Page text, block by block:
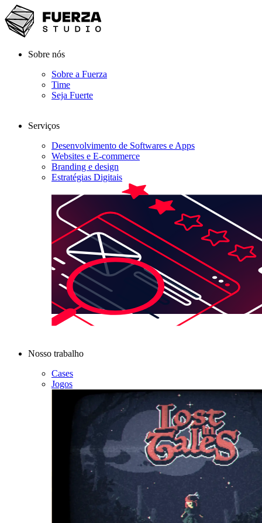
Sobre nós
Sobre a Fuerza
Time
Seja Fuerte
Serviços
Desenvolvimento de Softwares e Apps
Websites e E-commerce
Branding e design
Estratégias Digitais
Nosso trabalho
Cases
Jogos